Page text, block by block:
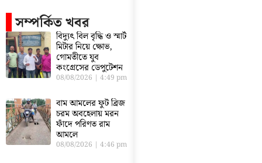
সম্পর্কিত খবর
বিদ্যুৎ বিল বৃদ্ধি ও স্মার্ট
মিটার নিয়ে ক্ষোভ,
গোমতীতে যুব
কংগ্রেসের ডেপুটেশন
08/08/2026 4:49 pm
বাম আমলের ফুট ব্রিজ
চরম অবহেলায় মরন
ফাঁদে পরিণত রাম
আমলে
08/08/2026 4:46 pm